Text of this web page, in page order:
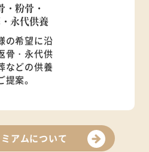
・粉骨・
永代供養
の希望に沿
骨・永代供
などの供養
案。
アムについて